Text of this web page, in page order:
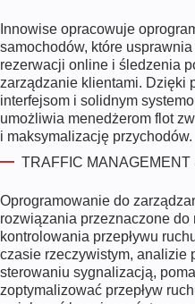
Innowise opracowuje
samochodów, które
rezerwacji online i śledzenia
zarządzanie klientami. Dzięki
interfejsom i solidnym
umożliwia menedżerom flot
i maksymalizację przychodów.
TRAFFIC MANAGEMENT
Oprogramowanie do
rozwiązania przeznaczone
kontrolowania przepływu
czasie rzeczywistym, analizie
sterowaniu sygnalizacją,
zoptymalizować przepływ